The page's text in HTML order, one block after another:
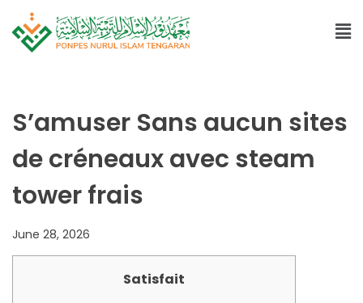
S’amuser Sans aucun sites
de créneaux avec steam
tower frais
June 28, 2026
Satisfait